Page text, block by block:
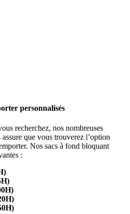
personnalisés
recherchez, nos nombreuses
que vous trouverez l’option
Nos sacs à fond bloquant
: